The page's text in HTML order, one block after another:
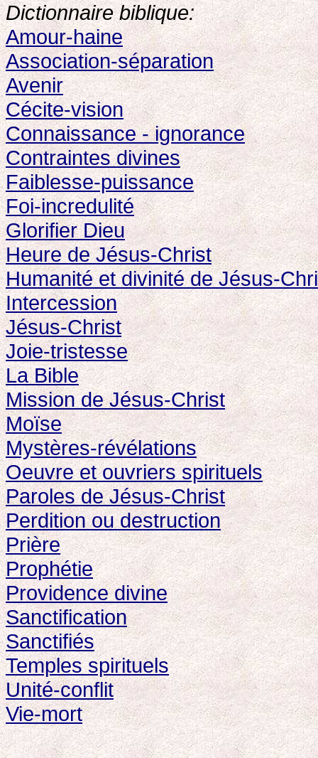
Dictionnaire biblique:
Amour-haine
Association-séparation
Avenir
Cécite-vision
Connaissance - ignorance
Contraintes divines
Faiblesse-puissance
Foi-incredulité
Glorifier Dieu
Heure de Jésus-Christ
Humanité et divinité de Jésus-
Intercession
Jésus-Christ
Joie-tristesse
La Bible
Mission de Jésus-Christ
Moïse
Mystères-révélations
Oeuvre et ouvriers spirituels
Paroles de Jésus-Christ
Perdition ou destruction
Prière
Prophétie
Providence divine
Sanctification
Sanctifiés
Temples spirituels
Unité-conflit
Vie-mort